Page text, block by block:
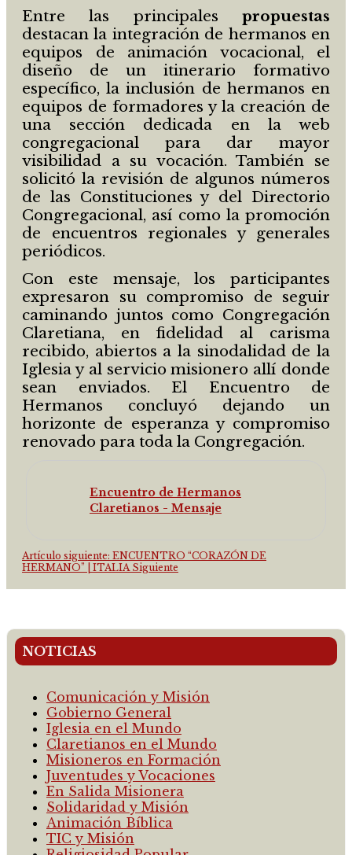
Entre las principales propuestas
destacan la integración de hermanos en
equipos de animación vocacional, el
diseño de un itinerario formativo
específico, la inclusión de hermanos en
equipos de formadores y la creación de
una sección dedicada en la web
congregacional para dar mayor
visibilidad a su vocación. También se
solicitó la revisión de algunos números
de las Constituciones y del Directorio
Congregacional, así como la promoción
de encuentros regionales y generales
periódicos.
Con este mensaje, los participantes
expresaron su compromiso de seguir
caminando juntos como Congregación
Claretiana, en fidelidad al carisma
recibido, abiertos a la sinodalidad de la
Iglesia y al servicio misionero allí donde
sean enviados. El Encuentro de
Hermanos concluyó dejando un
horizonte de esperanza y compromiso
renovado para toda la Congregación.
Encuentro de Hermanos
Claretianos - Mensaje
Artículo siguiente: ENCUENTRO “CORAZÓN DE
HERMANO” | ITALIA Siguiente
NOTICIAS
Comunicación y Misión
Gobierno General
Iglesia en el Mundo
Claretianos en el Mundo
Misioneros en Formación
Juventudes y Vocaciones
En Salida Misionera
Solidaridad y Misión
Animación Bíblica
TIC y Misión